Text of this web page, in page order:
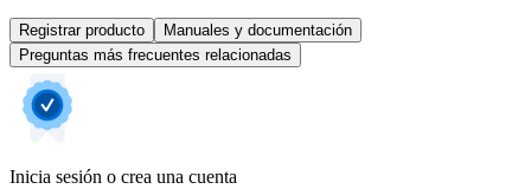
Registrar producto
Manuales y documentación
Preguntas más frecuentes relacionadas
Inicia sesión o crea una cuenta